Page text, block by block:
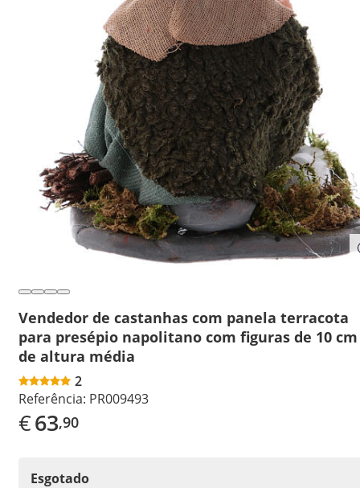
Vendedor de castanhas com panela terracota
para presépio napolitano com figuras de 10 cm
de altura média
2
Referência: PR009493
€63,90
Esgotado